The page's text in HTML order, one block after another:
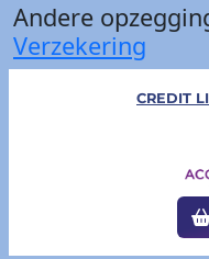
Andere
Verzekering
CREDIT